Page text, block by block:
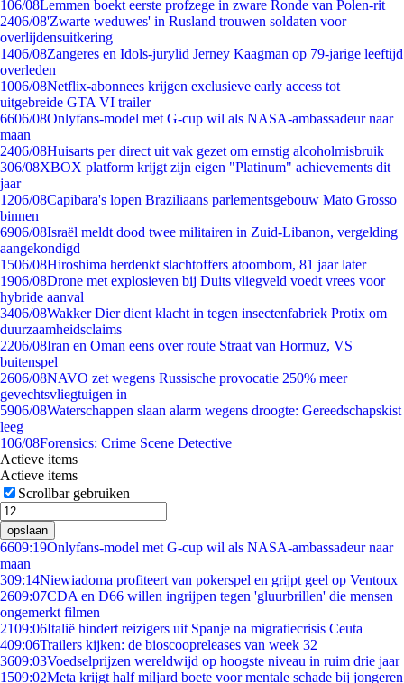
106/08Lemmen boekt eerste profzege in zware Ronde van Polen-rit
2406/08'Zwarte weduwes' in Rusland trouwen soldaten voor
overlijdensuitkering
1406/08Zangeres en Idols-jurylid Jerney Kaagman op 79-jarige leeftijd
overleden
1006/08Netflix-abonnees krijgen exclusieve early access tot
uitgebreide GTA VI trailer
6606/08Onlyfans-model met G-cup wil als NASA-ambassadeur naar
maan
2406/08Huisarts per direct uit vak gezet om ernstig alcoholmisbruik
306/08XBOX platform krijgt zijn eigen "Platinum" achievements dit
jaar
1206/08Capibara's lopen Braziliaans parlementsgebouw Mato Grosso
binnen
6906/08Israël meldt dood twee militairen in Zuid-Libanon, vergelding
aangekondigd
1506/08Hiroshima herdenkt slachtoffers atoombom, 81 jaar later
1906/08Drone met explosieven bij Duits vliegveld voedt vrees voor
hybride aanval
3406/08Wakker Dier dient klacht in tegen insectenfabriek Protix om
duurzaamheidsclaims
2206/08Iran en Oman eens over route Straat van Hormuz, VS
buitenspel
2606/08NAVO zet wegens Russische provocatie 250% meer
gevechtsvliegtuigen in
5906/08Waterschappen slaan alarm wegens droogte: Gereedschapskist
leeg
106/08Forensics: Crime Scene Detective
Actieve items
Actieve items
Scrollbar gebruiken
opslaan
6609:19Onlyfans-model met G-cup wil als NASA-ambassadeur naar
maan
309:14Niewiadoma profiteert van pokerspel en grijpt geel op Ventoux
2609:07CDA en D66 willen ingrijpen tegen 'gluurbrillen' die mensen
ongemerkt filmen
2109:06Italië hindert reizigers uit Spanje na migratiecrisis Ceuta
409:06Trailers kijken: de bioscoopreleases van week 32
3609:03Voedselprijzen wereldwijd op hoogste niveau in ruim drie jaar
1509:02Meta krijgt half miljard boete voor mentale schade bij jongeren